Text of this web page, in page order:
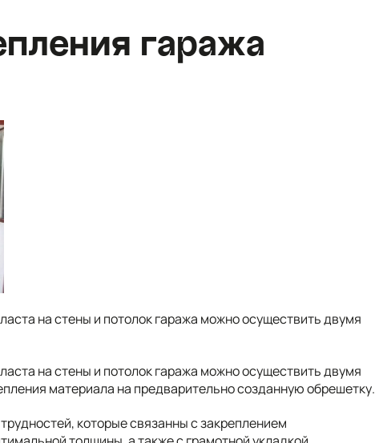
гаража
на стены и потолок гаража можно осуществить двумя
на стены и потолок гаража можно осуществить двумя
материала на предварительно созданную обрешетку.
которые связанны с закреплением